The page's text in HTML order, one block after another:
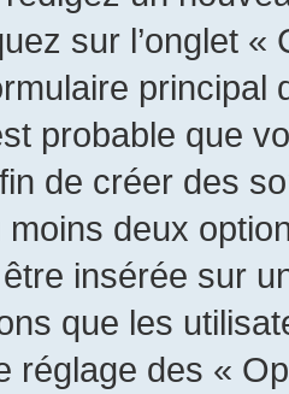
sur l’onglet
principal
probable que
de créer des
moins deux
insérée sur
que les
réglage des «